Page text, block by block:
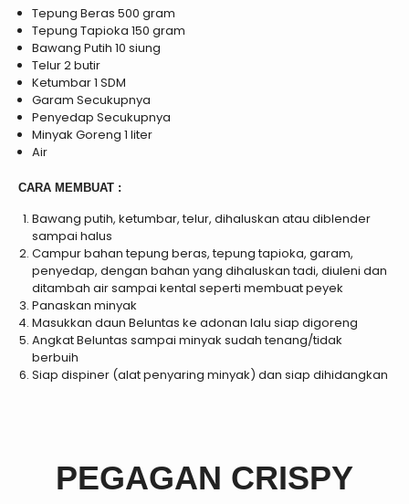
Tepung Beras 500 gram
Tepung Tapioka 150 gram
Bawang Putih 10 siung
Telur 2 butir
Ketumbar 1 SDM
Garam Secukupnya
Penyedap Secukupnya
Minyak Goreng 1 liter
Air
CARA MEMBUAT :
Bawang putih, ketumbar, telur, dihaluskan atau diblender
sampai halus
Campur bahan tepung beras, tepung tapioka, garam,
penyedap, dengan bahan yang dihaluskan tadi, diuleni dan
ditambah air sampai kental seperti membuat peyek
Panaskan minyak
Masukkan daun Beluntas ke adonan lalu siap digoreng
Angkat Beluntas sampai minyak sudah tenang/tidak
berbuih
Siap dispiner (alat penyaring minyak) dan siap dihidangkan
PEGAGAN CRISPY